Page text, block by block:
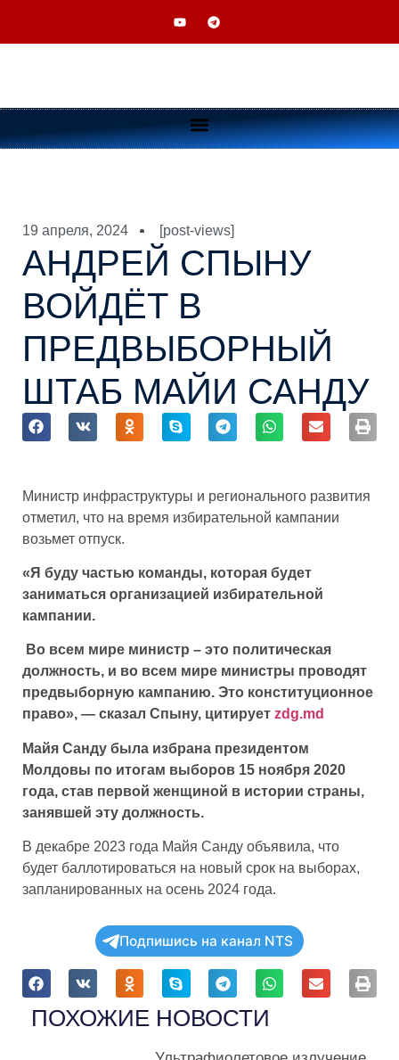
19 апреля, 2024 [post-views]
АНДРЕЙ СПЫНУ
ВОЙДЁТ В
ПРЕДВЫБОРНЫЙ
ШТАБ МАЙИ САНДУ
Министр инфраструктуры и регионального развития
отметил, что на время избирательной кампании
возьмет отпуск.
«Я буду частью команды, которая будет
заниматься организацией избирательной
кампании.
Во всем мире министр – это политическая
должность, и во всем мире министры проводят
предвыборную кампанию. Это конституционное
право», — сказал Спыну, цитирует zdg.md
Майя Санду была избрана президентом
Молдовы по итогам выборов 15 ноября 2020
года, став первой женщиной в истории страны,
занявшей эту должность.
В декабре 2023 года Майя Санду объявила, что
будет баллотироваться на новый срок на выборах,
запланированных на осень 2024 года.
Подпишись на канал NTS
ПОХОЖИЕ НОВОСТИ